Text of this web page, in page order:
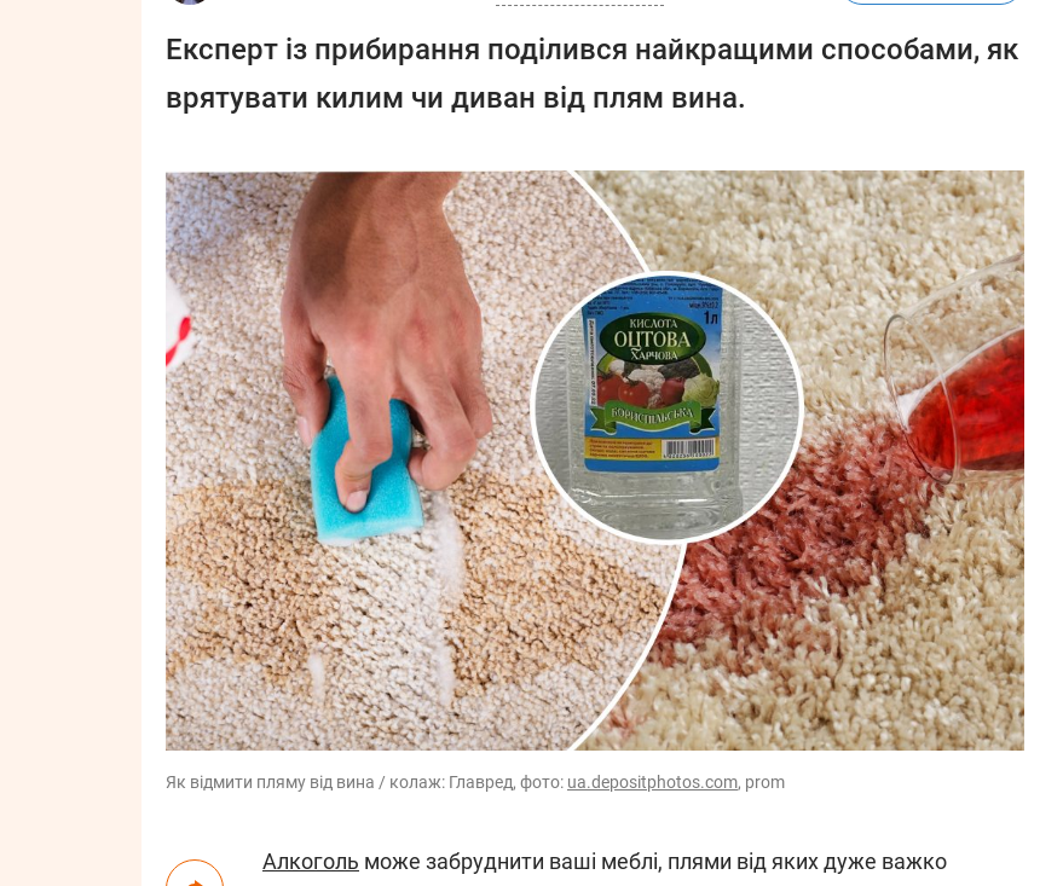
Експерт із прибирання поділився найкращими способами, як
врятувати килим чи диван від плям вина.
Як відмити пляму від вина / колаж: Главред, фото: ua.depositphotos.com, prom
Алкоголь може забруднити ваші меблі, плями від яких дуже важко